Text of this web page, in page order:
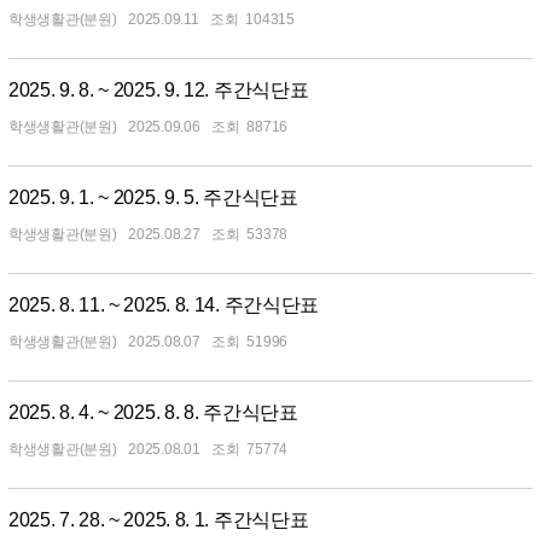
학생생활관(분원) 2025.09.11 104315
2025. 9. 8. ~ 2025. 9. 12. 주간식단표
학생생활관(분원) 2025.09.06 88716
2025. 9. 1. ~ 2025. 9. 5. 주간식단표
학생생활관(분원) 2025.08.27 53378
2025. 8. 11. ~ 2025. 8. 14. 주간식단표
학생생활관(분원) 2025.08.07 51996
2025. 8. 4. ~ 2025. 8. 8. 주간식단표
학생생활관(분원) 2025.08.01 75774
2025. 7. 28. ~ 2025. 8. 1. 주간식단표